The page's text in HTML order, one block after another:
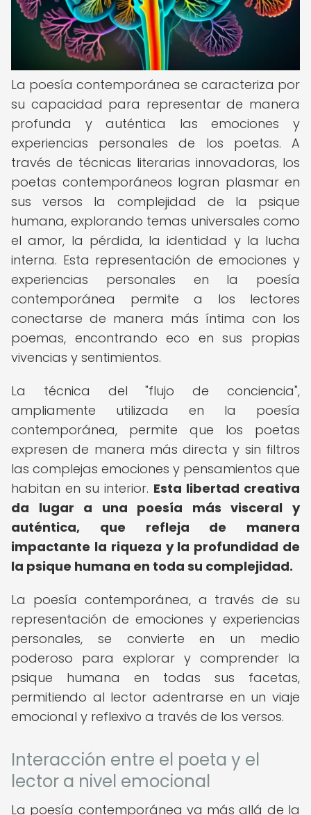
La poesía contemporánea se caracteriza por
su capacidad para representar de manera
profunda y auténtica las emociones y
experiencias personales de los poetas. A
través de técnicas literarias innovadoras, los
poetas contemporáneos logran plasmar en
sus versos la complejidad de la psique
humana, explorando temas universales como
el amor, la pérdida, la identidad y la lucha
interna. Esta representación de emociones y
experiencias personales en la poesía
contemporánea permite a los lectores
conectarse de manera más íntima con los
poemas, encontrando eco en sus propias
vivencias y sentimientos.
La técnica del "flujo de conciencia",
ampliamente utilizada en la poesía
contemporánea, permite que los poetas
expresen de manera más directa y sin filtros
las complejas emociones y pensamientos que
habitan en su interior. Esta libertad creativa
da lugar a una poesía más visceral y
auténtica, que refleja de manera
impactante la riqueza y la profundidad de
la psique humana en toda su complejidad.
La poesía contemporánea, a través de su
representación de emociones y experiencias
personales, se convierte en un medio
poderoso para explorar y comprender la
psique humana en todas sus facetas,
permitiendo al lector adentrarse en un viaje
emocional y reflexivo a través de los versos.
Interacción entre el poeta y el
lector a nivel emocional
La poesía contemporánea va más allá de la